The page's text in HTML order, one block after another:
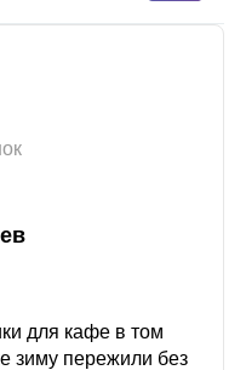
для кафе в том
зиму пережили без